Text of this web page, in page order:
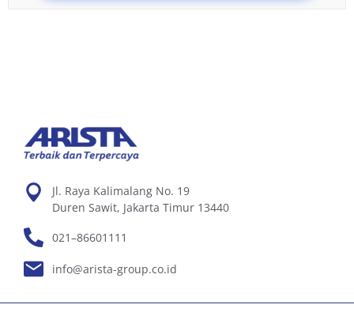
Jl. Raya Kalimalang No. 19
Duren Sawit, Jakarta Timur 13440
021–86601111
info@arista-group.co.id